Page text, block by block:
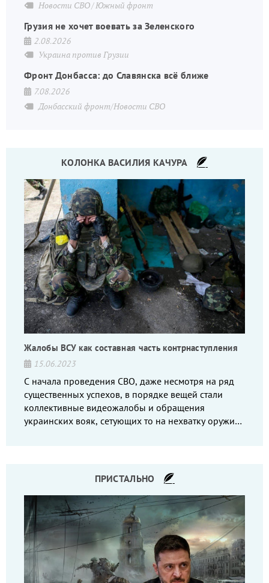
Новости СВО Южный фронт
Грузия не хочет воевать за Зеленского
2.08.2026
Украина против Грузии
Фронт Донбасса: до Славянска всё ближе
7.08.2026
Донбасский фронт/Новости СВО
КОЛОНКА ВАСИЛИЯ КАЧУРА
Жалобы ВСУ как составная часть контрнаступления
15.06.2023
С начала проведения СВО, даже несмотря на ряд
существенных успехов, в порядке вещей стали
коллективные видеожалобы и обращения
украинских вояк, сетующих то на нехватку оружия,
ПРИСТАЛЬНО